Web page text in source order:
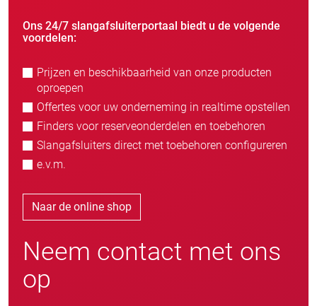
Ons 24/7 slangafsluiterportaal biedt u de volgende
voordelen:
Prijzen en beschikbaarheid van onze producten
oproepen
Offertes voor uw onderneming in realtime opstellen
Finders voor reserveonderdelen en toebehoren
Slangafsluiters direct met toebehoren configureren
e.v.m.
Naar de online shop
Neem contact met ons
op